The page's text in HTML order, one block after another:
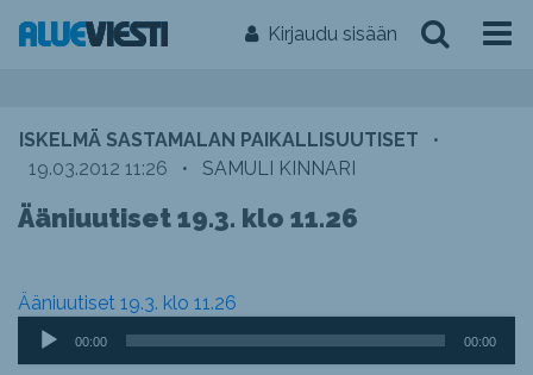
Kirjaudu sisään
ISKELMÄ SASTAMALAN PAIKALLISUUTISET
•
19.03.2012 11:26
• SAMULI KINNARI
Ääniuutiset 19.3. klo 11.26
Ääniuutiset 19.3. klo 11.26
Äänitoistin
00:00 00:00